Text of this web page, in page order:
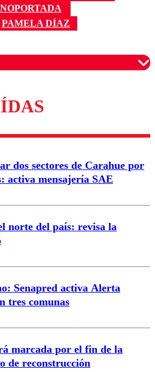
NOPORTADA
PAMELA DÍAZ
moderados para garantizar un
respetuoso.
dos sectores de Carahue por
activa mensajería SAE
norte del país: revisa la
Senapred activa Alerta
tres comunas
marcada por el fin de la
de reconstrucción